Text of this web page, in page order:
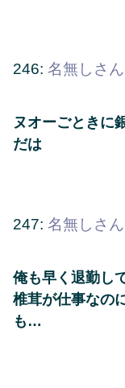
246: 名無しさん
ヌオーごときに
だは
247: 名無しさん
俺も早く退勤し
椎茸が仕事なの
も…